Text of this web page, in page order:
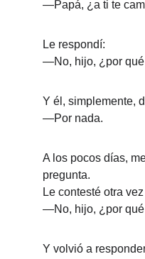
—Papá, ¿a ti te
Le respondí:
—No, hijo, ¿por
Y él, simplemente,
—Por nada.
A los pocos días,
pregunta.
Le contesté otra
—No, hijo, ¿por
Y volvió a